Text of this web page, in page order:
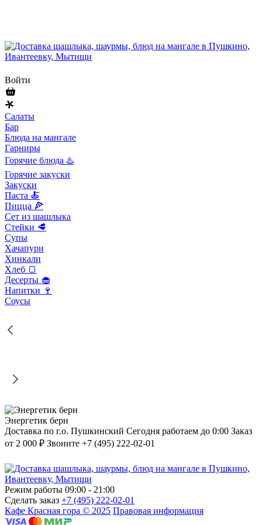
Войти
Салаты
Бар
Блюда на мангале
Гарниры
Горячие блюда ♨️
Горячие закуски
Закуски
Паста 🍝
Пицца 🍕
Сет из шашлыка
Стейки 🥩
Супы
Хачапури
Хинкали
Хлеб 🍞
Десерты 🧁
Напитки 🍷
Соусы
Энергетик берн
Доставка по г.о. Пушкинский Сегодня работаем до 0:00 Заказ
от 2 000 ₽ Звоните +7 (495) 222-02-01
Режим работы 09:00 - 21:00
Сделать заказ +7 (495) 222-02-01
Кафе Красная гора © 2025 Правовая информация